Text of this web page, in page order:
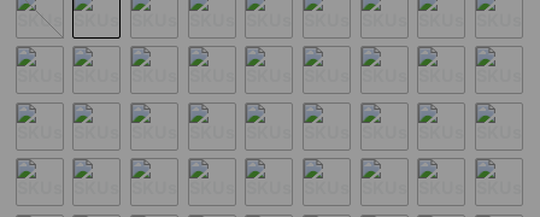
9. acondicionador
10. protector térmico